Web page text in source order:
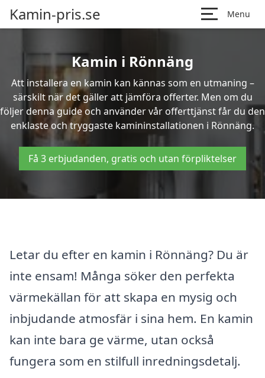
Kamin-pris.se Menu
Kamin i Rönnäng
Att installera en kamin kan kännas som en utmaning –
särskilt när det gäller att jämföra offerter. Men om du
följer denna guide och använder vår offerttjänst får du den
enklaste och tryggaste kamininstallationen i Rönnäng.
Få 3 erbjudanden, gratis och utan förpliktelser
Letar du efter en kamin i Rönnäng? Du är
inte ensam! Många söker den perfekta
värmekällan för att skapa en mysig och
inbjudande atmosfär i sina hem. En kamin
kan inte bara ge värme, utan också
fungera som en stilfull inredningsdetalj.